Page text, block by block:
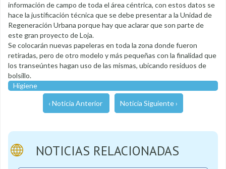
información de campo de toda el área céntrica, con estos datos se
hace la justificación técnica que se debe presentar a la Unidad de
Regeneración Urbana porque hay que aclarar que son parte de
este gran proyecto de Loja.
Se colocarán nuevas papeleras en toda la zona donde fueron
retiradas, pero de otro modelo y más pequeñas con la finalidad que
los transeúntes hagan uso de las mismas, ubicando residuos de
bolsillo.
Higiene
‹ Noticia Anterior Noticia Siguiente ›
NOTICIAS RELACIONADAS